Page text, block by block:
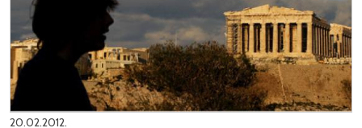
20.02.2012.